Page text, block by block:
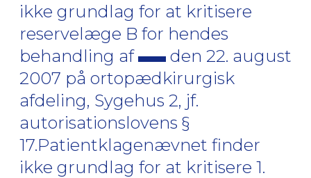
ikke grundlag for at kritisere
reservelæge B for hendes
behandling af
den 22. august
2007 på ortopædkirurgisk
afdeling, Sygehus 2, jf.
autorisationslovens §
17.Patientklagenævnet finder
ikke grundlag for at kritisere 1.